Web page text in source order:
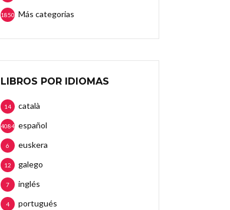
Más categorias
1850
LIBROS POR IDIOMAS
català
14
español
4084
euskera
6
galego
12
inglés
7
portugués
4